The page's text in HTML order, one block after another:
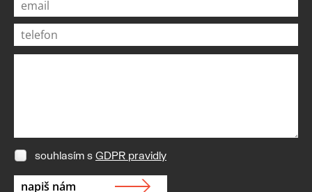
souhlasím s GDPR pravidly